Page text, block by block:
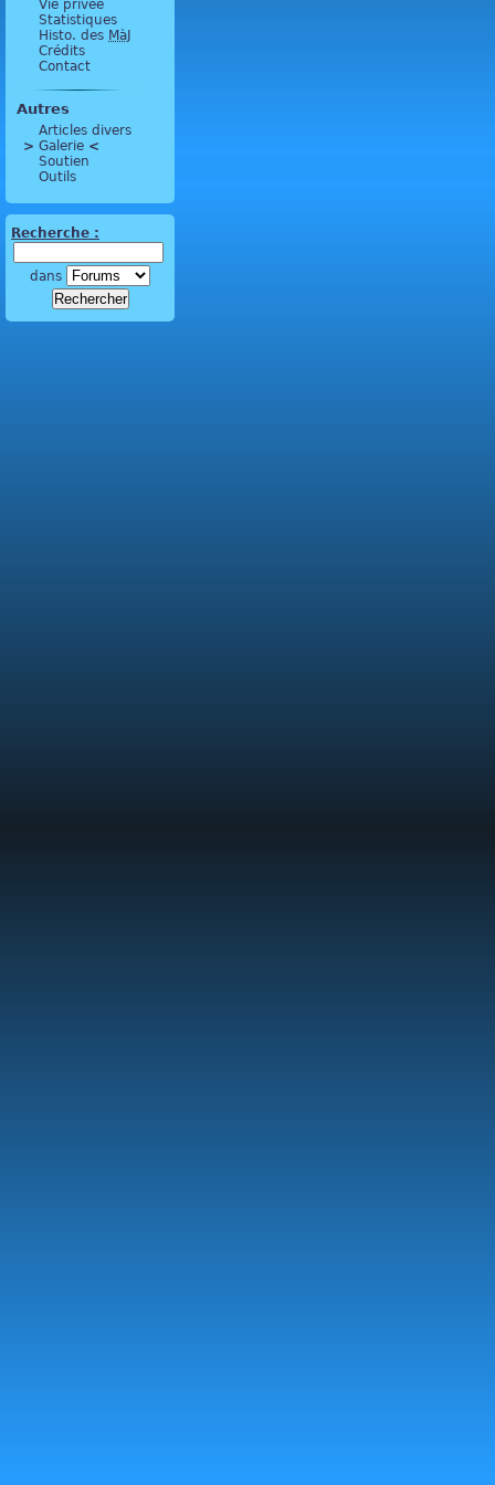
Vie privée
Statistiques
Histo. des MàJ
Crédits
Contact
Autres
Articles divers
> Galerie <
Soutien
Outils
Recherche :
dans